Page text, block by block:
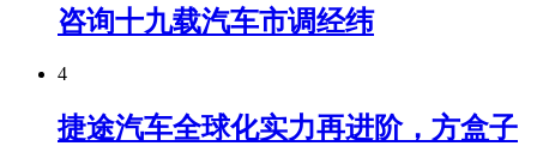
咨询十九载汽车市调经纬
4
捷途汽车全球化实力再进阶，方盒子